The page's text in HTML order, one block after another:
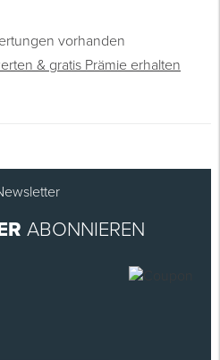
vorhanden
& gratis Prämie erhalten
ABONNIEREN